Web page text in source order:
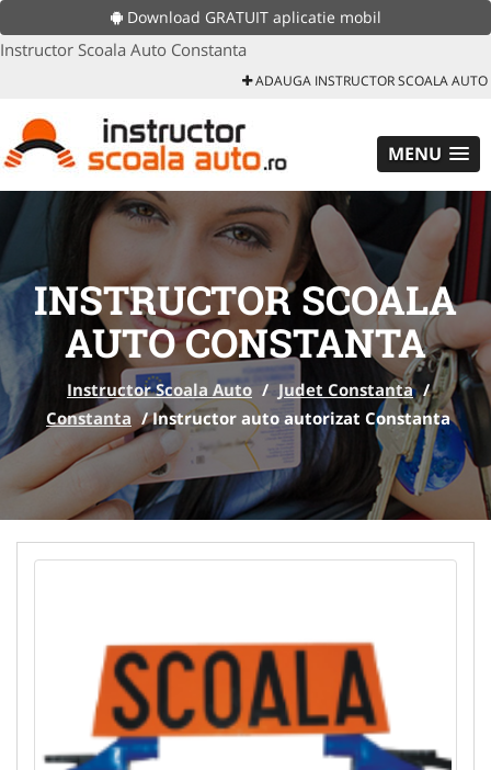
Download GRATUIT aplicatie mobil
Instructor Scoala Auto Constanta
ADAUGA INSTRUCTOR SCOALA AUTO
MENU
INSTRUCTOR SCOALA
AUTO CONSTANTA
Instructor Scoala Auto / Judet Constanta /
Constanta /Instructor auto autorizat Constanta